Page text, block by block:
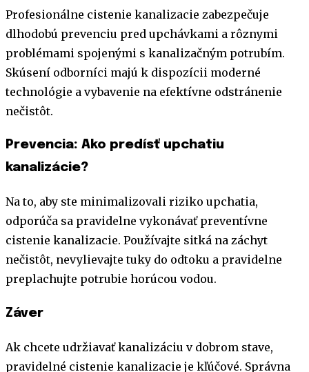
Profesionálne cistenie kanalizacie zabezpečuje
dlhodobú prevenciu pred upchávkami a rôznymi
problémami spojenými s kanalizačným potrubím.
Skúsení odborníci majú k dispozícii moderné
technológie a vybavenie na efektívne odstránenie
nečistôt.
Prevencia: Ako predísť upchatiu
kanalizácie?
Na to, aby ste minimalizovali riziko upchatia,
odporúča sa pravidelne vykonávať preventívne
cistenie kanalizacie. Používajte sitká na záchyt
nečistôt, nevylievajte tuky do odtoku a pravidelne
preplachujte potrubie horúcou vodou.
Záver
Ak chcete udržiavať kanalizáciu v dobrom stave,
pravidelné cistenie kanalizacie je kľúčové. Správna